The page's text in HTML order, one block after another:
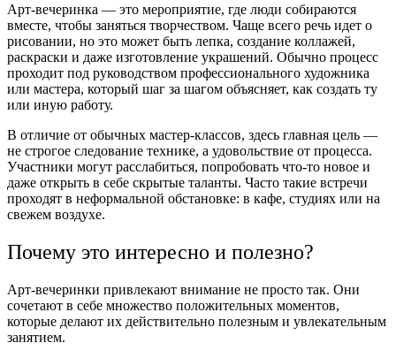
Арт-вечеринка — это мероприятие, где люди собираются
вместе, чтобы заняться творчеством. Чаще всего речь идет о
рисовании, но это может быть лепка, создание коллажей,
раскраски и даже изготовление украшений. Обычно процесс
проходит под руководством профессионального художника
или мастера, который шаг за шагом объясняет, как создать ту
или иную работу.
В отличие от обычных мастер-классов, здесь главная цель —
не строгое следование технике, а удовольствие от процесса.
Участники могут расслабиться, попробовать что-то новое и
даже открыть в себе скрытые таланты. Часто такие встречи
проходят в неформальной обстановке: в кафе, студиях или на
свежем воздухе.
Почему это интересно и полезно?
Арт-вечеринки привлекают внимание не просто так. Они
сочетают в себе множество положительных моментов,
которые делают их действительно полезным и увлекательным
занятием.